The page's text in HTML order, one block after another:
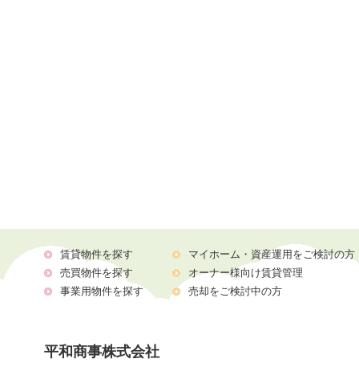
賃貸物件を探す
売買物件を探す
事業用物件を探す
マイホーム・資産運用をご検討の方
オーナー様向け賃貸管理
売却をご検討中の方
平和商事株式会社